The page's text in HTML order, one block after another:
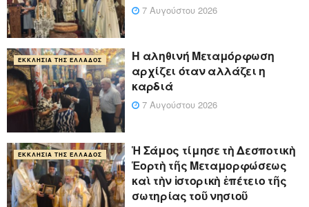
7 Αυγούστου 2026
ΕΚΚΛΗΣΊΑ ΤΗΣ ΕΛΛΆΔΟΣ
Η αληθινή Μεταμόρφωση
αρχίζει όταν αλλάζει η
καρδιά
7 Αυγούστου 2026
ΕΚΚΛΗΣΊΑ ΤΗΣ ΕΛΛΆΔΟΣ
Ἡ Σάμος τίμησε τὴ Δεσποτικὴ
Ἑορτὴ τῆς Μεταμορφώσεως
καὶ τὴν ἱστορικὴ ἐπέτειο τῆς
σωτηρίας τοῦ νησιοῦ